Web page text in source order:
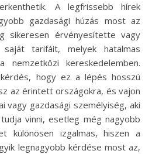
A legfrissebb hírek
gazdasági húzás most az
sikeresen érvényesítette vagy
saját tarifáit, melyek hatalmas
nemzetközi kereskedelemben.
hogy ez a lépés hosszú
az érintett országokra, és vajon
vagy gazdasági személyiség, aki
vinni, esetleg még nagyobb
különösen izgalmas, hiszen a
legnagyobb kérdése most az,